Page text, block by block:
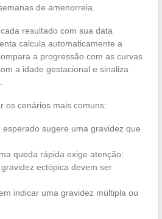
de amenorreia.
resultado com sua data
calcula automaticamente a
a progressão com as curvas
a idade gestacional e sinaliza
os cenários mais comuns:
sugere uma gravidez que
queda rápida exige atenção:
ectópica devem ser
indicar uma gravidez múltipla ou